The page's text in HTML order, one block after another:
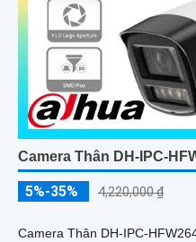
Camera Thân DH-IPC-
5%-35% 4,220,000 ₫
Camera Thân DH-IPC-